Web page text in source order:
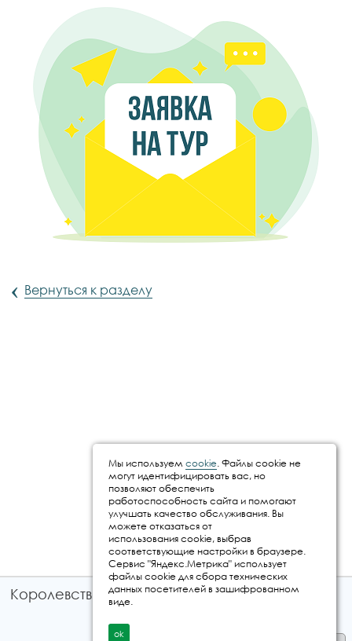
‹ Вернуться к разделу
Королевство путешествий © 2026
Мы используем cookie. Файлы cookie не
могут идентифицировать вас, но
позволяют обеспечить
работоспособность сайта и помогают
улучшать качество обслуживания. Вы
можете отказаться от
использования cookie, выбрав
соответствующие настройки в браузере.
Сервис "Яндекс.Метрика" использует
файлы cookie для сбора технических
данных посетителей в зашифрованном
виде.
ok